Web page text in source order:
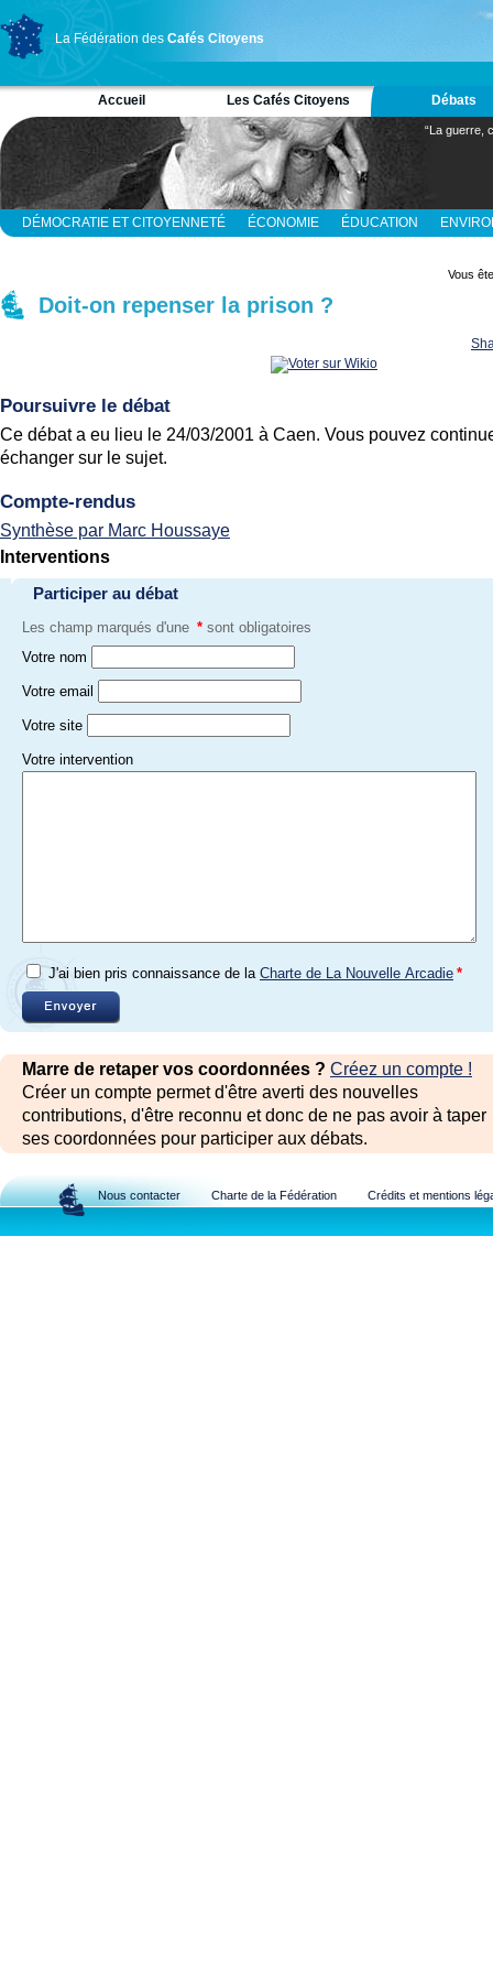
La Fédération des Cafés Citoyens
Accueil Les Cafés Citoyens Débats
“La guerre,
DÉMOCRATIE ET CITOYENNETÉ ÉCONOMIE ÉDUCATION
Vous
Doit-on repenser la prison ?
Poursuivre le débat
Ce débat a eu lieu le 24/03/2001 à Caen. Vous pouvez
échanger sur le sujet.
Compte-rendus
Synthèse par Marc Houssaye
Interventions
Participer au débat
Les champ marqués d'une * sont obligatoires
Votre nom
Votre email
Votre site
Votre intervention
J'ai bien pris connaissance de la Charte de La Nouvelle Arcadie *
Marre de retaper vos coordonnées ? Créez un compte !
Créer un compte permet d'être averti des nouvelles
contributions, d'être reconnu et donc de ne pas avoir à taper
ses coordonnées pour participer aux débats.
Nous contacter Charte de la Fédération Crédits et mentions